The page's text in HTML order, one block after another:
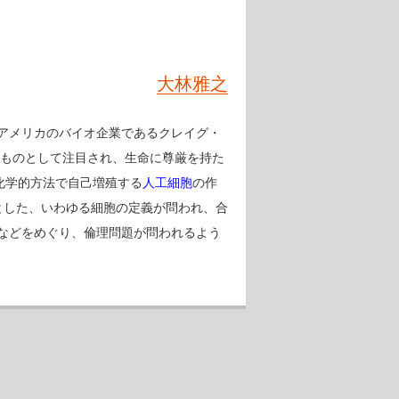
大林雅之
リカのバイオ企業であるクレイグ・
のとして注目され、生命に尊厳を持た
的方法で自己増殖する 人工細胞の作
た、いわゆる細胞の定義が問われ、合
どをめぐり、倫理問題が問われるよう